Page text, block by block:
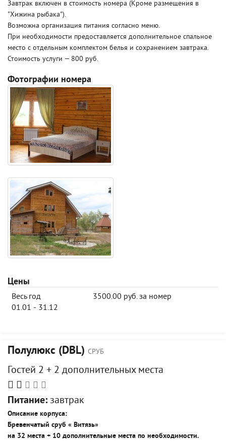
Завтрак включен в стоимость номера (Кроме размещения в
"Хижина рыбака").
Возможна организация питания согласно меню.
При необходимости предоставляется дополнительное спальное
место с отдельным комплектом белья и сохранением завтрака.
Стоимость услуги — 800 руб.
Фотографии номера
Цены
Весь год
01.01 - 31.12
3500.00 руб. за номер
Полулюкс (DBL) СРУБ
Гостей 2 + 2 дополнительных места
Питание: завтрак
Описание корпуса:
Бревенчатый сруб « Витязь»
на 32 места + 10 дополнительные места по необходимости.